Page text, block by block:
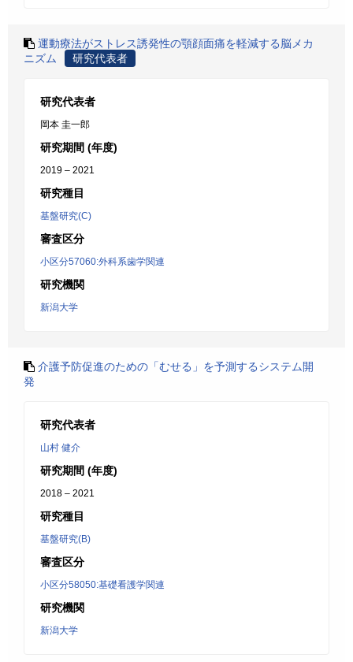
運動療法がストレス誘発性の顎顔面痛を軽減する脳メカ
ニズム
研究代表者
研究代表者
岡本 圭一郎
研究期間 (年度)
2019 – 2021
研究種目
基盤研究(C)
審査区分
小区分57060:外科系歯学関連
研究機関
新潟大学
介護予防促進のための「むせる」を予測するシステム開
発
研究代表者
山村 健介
研究期間 (年度)
2018 – 2021
研究種目
基盤研究(B)
審査区分
小区分58050:基礎看護学関連
研究機関
新潟大学